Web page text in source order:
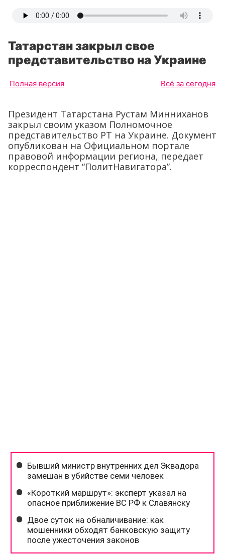
Татарстан закрыл свое
представительство на Украине
Полная версия Всё за сегодня
Президент Татарстана Рустам Минниханов
закрыл своим указом Полномочное
представительство РТ на Украине. Документ
опубликован на Официальном портале
правовой информации региона, передает
корреспондент “ПолитНавигатора”.